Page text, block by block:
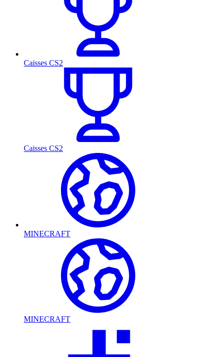
Caisses CS2
Caisses CS2
MINECRAFT
MINECRAFT